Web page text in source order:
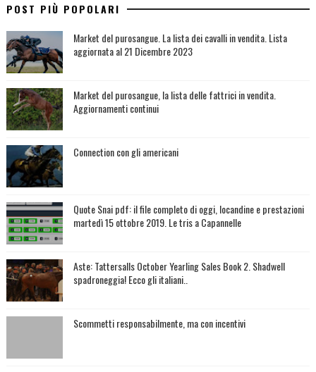
POST PIÙ POPOLARI
Market del purosangue. La lista dei cavalli in vendita. Lista
aggiornata al 21 Dicembre 2023
Market del purosangue, la lista delle fattrici in vendita.
Aggiornamenti continui
Connection con gli americani
Quote Snai pdf: il file completo di oggi, locandine e prestazioni
martedì 15 ottobre 2019. Le tris a Capannelle
Aste: Tattersalls October Yearling Sales Book 2. Shadwell
spadroneggia! Ecco gli italiani..
Scommetti responsabilmente, ma con incentivi